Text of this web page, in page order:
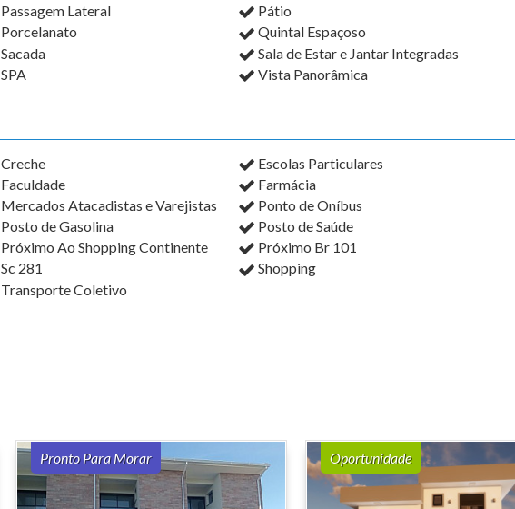
Passagem Lateral
Pátio
Porcelanato
Quintal Espaçoso
Sacada
Sala de Estar e Jantar Integradas
SPA Vista Panorâmica
Creche
Escolas Particulares
Faculdade
Farmácia
Mercados Atacadistas e Varejistas
Ponto de Oníbus
Posto de Gasolina
Posto de Saúde
Próximo Ao Shopping Continente
Próximo Br 101
Sc 281
Shopping
Transporte Coletivo
Pronto Para Morar Oportunidade